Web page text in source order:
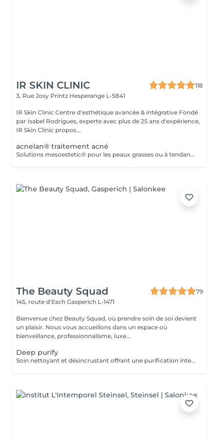
IR SKIN CLINIC
118
3, Rue Josy Printz Hesperange L-5841
IR Skin Clinic Centre d'esthétique avancée & intégrative Fondé
par Isabel Rodrigues, experte avec plus de 25 ans d'expérience,
IR Skin Clinic propos...
acnelan® traitement acné
Solutions mesoestetic® pour les peaux grasses ou à tendance acnéique. Résultats dermatologiquement prouvés.Méthode professionnelle esthétique pour le traitement des peaux à tendance acnéique et séborrhéique. Nettoie en profondeur la peau des impuretés acnéiques, facilitant ainsi l'activité optimale de l'unité pilosébacée.
The Beauty Squad
79
145, route d'Esch Gasperich L-1471
Bienvenue chez Beauty Squad, où prendre soin de soi devient
un plaisir. Nous vous accueillons dans un espace où
bienveillance, professionnalisme, luxe...
Deep purify
Soin nettoyant et désincrustant offrant une purification intense, aidant les peaux à tendance acnéique et séborrhéique à retrouver un équilibre Deep Purify nettoie les pores en profondeur pour prévenir et atténuer les imperfections. Ce soin est indispensable à une bonne pénétration des agents actifs lors de l'application de produits cosméceutiques. 1 Séance: 135€ forfait 5 séances : 610€